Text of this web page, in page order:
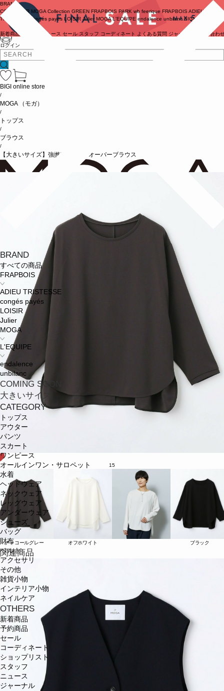
ログイン
BRAND
COUTURIER MOGA Collection GREEN FRAPBOIS PARK wb feerique FRAPBOIS ADIEU
TRISTESSE
congés payés LOISIR Julier MOGA L'EQUIPE endalence unbilanc BIGI online store
新着商品 ニュース セール スタッフ コーディネート よくある質問 ジャーナル お問い合わ
BRAND
すべての商品
FRAPBOIS
ADIEU TRISTESSE
congés payés
LOISIR
Julier
MOGA
L'EQUIPE
endalence
unbilanc
COMING SOON
大きいサイズ
CATEGORY
トップス
アウター
パンツ
スカート
ワンピース
オールインワン・サロペット
水着
ヘッドウェア
ネックウェア
レッグウェア
アンダーウェア
シューズ
バッグ
財布
ベルト
アクセサリ
その他
雑貨小物
インテリア小物
ネイルケア
OTHERS
新着商品
予約商品
セール
コーディネート
ショップリスト
スタッフ
ニュース
ジャーナル
BIGI online store
/
MOGA （モガ）
/
トップス
/
ブラウス
/
【大きいサイズ】強撚2WAYプルオーバーブラウス
15
チャコールグレー オフホワイト ブラック
関連商品